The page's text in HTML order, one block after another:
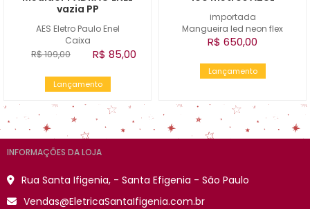
AES Eletro Paulo Enel
Caixa
vazia PP
R$ 109,00 R$ 85,00
Lançamento
importada
Mangueira led neon flex
R$ 650,00
Lançamento
INFORMAÇÕES DA LOJA
Rua Santa Ifigenia, - Santa Efigenia - São Paulo
Vendas@EletricaSantaIfigenia.com.br